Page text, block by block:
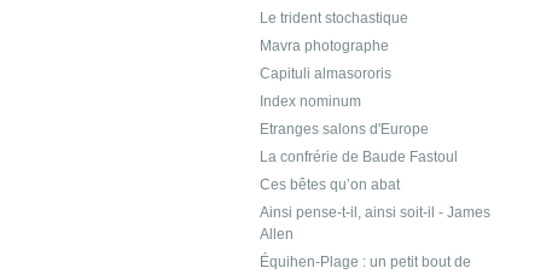
Le trident stochastique
Mavra photographe
Capituli almasororis
Index nominum
Etranges salons d'Europe
La confrérie de Baude Fastoul
Ces bêtes qu’on abat
Ainsi pense-t-il, ainsi soit-il - James
Allen
Équihen-Plage : un petit bout de